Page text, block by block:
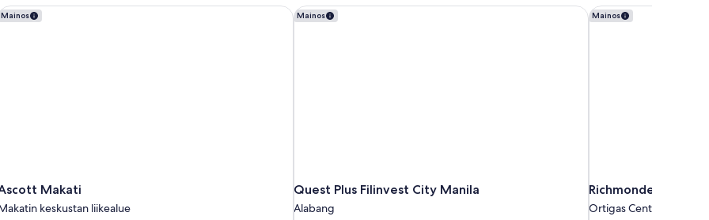
Mainos
Makati
keskustan liikealue
Makati Mainos
Quest Plus Filinvest City Manila
Alabang
Quest Plus Filinvest City Manila Mainos
Richmonde Hotel
Ortigas Center
Richmonde Hotel